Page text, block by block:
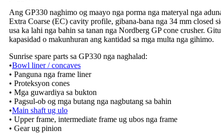
Ang GP330 naghimo og maayo nga porma nga materyal nga
Extra Coarse (EC) cavity profile, gibana-bana nga 34 mm closed
usa ka lahi nga bahin sa tanan nga Nordberg GP cone crusher.
kapasidad o makunhuran ang kantidad sa mga multa nga gihimo.
Sunrise spare parts sa GP330 nga naghalad:
•Bowl liner / concaves
• Panguna nga frame liner
• Proteksyon cones
• Mga guwardiya sa bukton
• Pagsul-ob og mga butang nga nagbutang sa bahin
•Main shaft ug ulo
• Upper frame, intermediate frame ug ubos nga frame
• Gear ug pinion